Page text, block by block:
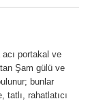
portakal ve
Şam gülü ve
bunlar
tatlı, rahatlatıcı